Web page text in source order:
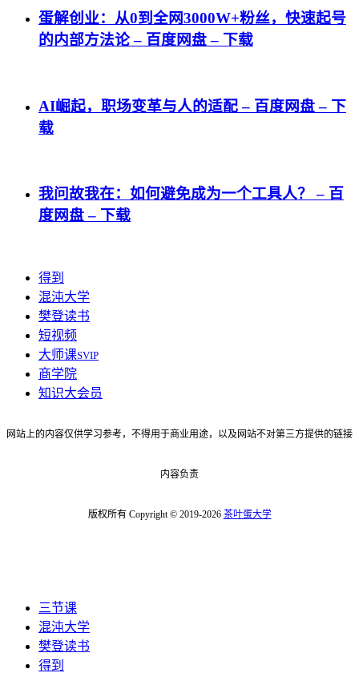
蛋解创业：从0到全网3000W+粉丝，快速起号
的内部方法论 – 百度网盘 – 下载
AI崛起，职场变革与人的适配 – 百度网盘 – 下
载
我问故我在：如何避免成为一个工具人？ – 百
度网盘 – 下载
得到
混沌大学
樊登读书
短视频
大师课SVIP
商学院
知识大会员
网站上的内容仅供学习参考，不得用于商业用途，以及网站不对第三方提供的链接
内容负责
版权所有 Copyright © 2019-2026 茶叶蛋大学
三节课
混沌大学
樊登读书
得到